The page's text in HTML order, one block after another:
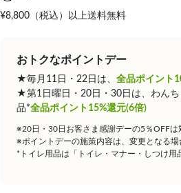
¥8,800（税込）以上送料無料
おトクなポイントデー
★毎月11日・22日は、 全品ポイント
★第1日曜日・20日・30日は、わん
品*全品ポイント15%還元(6倍)
※20日・30日お客さま感謝デーの5％OFFは
※ポイントデーの施策内容は、変更となる場
*トイレ用品は「トイレ・マナー・しつけ